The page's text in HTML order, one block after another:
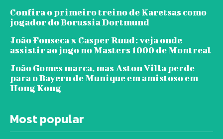
Confira o primeiro treino de Karetsas como
jogador do Borussia Dortmund
João Fonseca x Casper Ruud: veja onde
assistir ao jogo no Masters 1000 de Montreal
João Gomes marca, mas Aston Villa perde
para o Bayern de Munique em amistoso em
Hong Kong
Most popular